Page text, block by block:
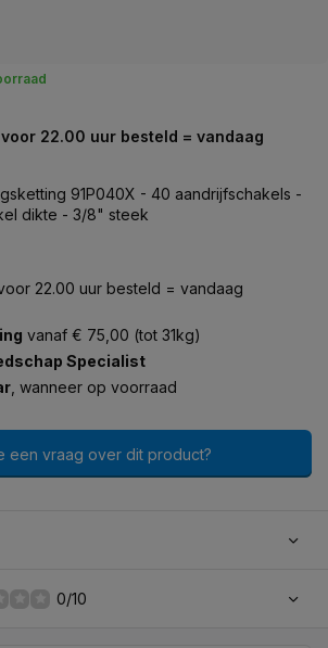
22.00 uur besteld = vandaag
91P040X - 40 aandrijfschakels -
dikte - 3/8" steek
22.00 uur besteld = vandaag
vanaf € 75,00 (tot 31kg)
Specialist
, wanneer op voorraad
een vraag over dit product?
0/10